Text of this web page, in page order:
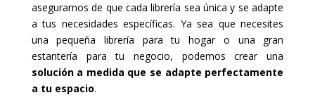
asegurarnos de que cada librería sea única y se adapte
a tus necesidades específicas. Ya sea que necesites
una pequeña librería para tu hogar o una gran
estantería para tu negocio, podemos crear una
solución a medida que se adapte perfectamente
a tu espacio.